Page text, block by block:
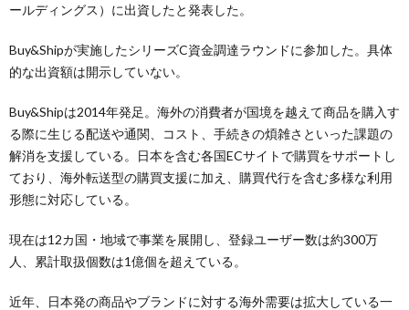
ールディングス）に出資したと発表した。
Buy&Shipが実施したシリーズC資金調達ラウンドに参加した。具体
的な出資額は開示していない。
Buy&Shipは2014年発足。海外の消費者が国境を越えて商品を購入す
る際に生じる配送や通関、コスト、手続きの煩雑さといった課題の
解消を支援している。日本を含む各国ECサイトで購買をサポートし
ており、海外転送型の購買支援に加え、購買代行を含む多様な利用
形態に対応している。
現在は12カ国・地域で事業を展開し、登録ユーザー数は約300万
人、累計取扱個数は1億個を超えている。
近年、日本発の商品やブランドに対する海外需要は拡大している一